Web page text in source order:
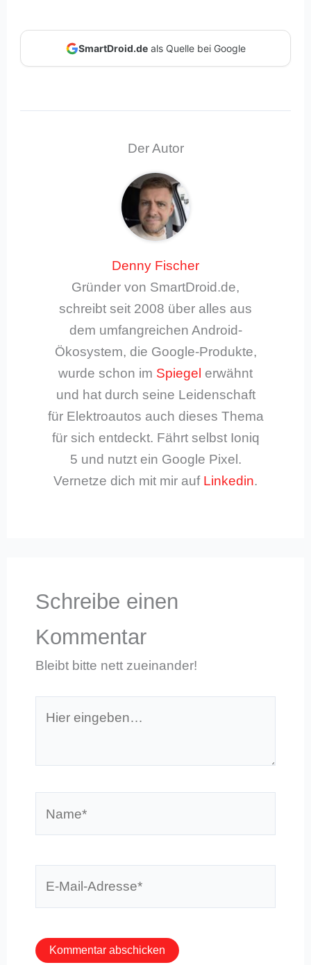
SmartDroid.deals Quelle bei Google
Der Autor
Denny Fischer
Gründer von SmartDroid.de,
schreibt seit 2008 über alles aus
dem umfangreichen Android-
Ökosystem, die Google-Produkte,
wurde schon im Spiegel erwähnt
und hat durch seine Leidenschaft
für Elektroautos auch dieses Thema
für sich entdeckt. Fährt selbst Ioniq
5 und nutzt ein Google Pixel.
Vernetze dich mit mir auf Linkedin.
Schreibe einen
Kommentar
Bleibt bitte nett zueinander!
eingeben…